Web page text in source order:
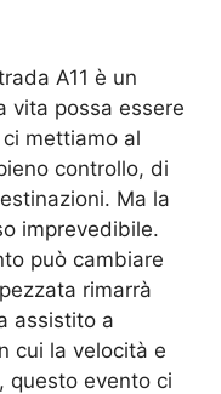
A11 è un
vita possa essere
mettiamo al
controllo, di
Ma la
imprevedibile.
può cambiare
rimarrà
assistito a
cui la velocità e
questo evento ci